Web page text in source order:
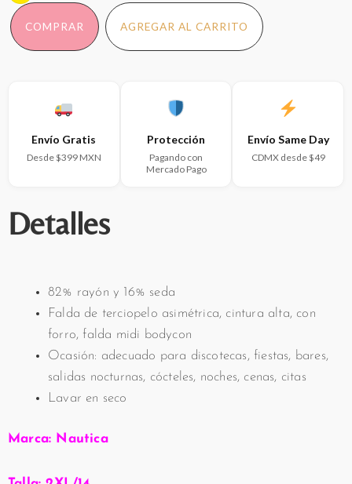
COMPRAR AGREGAR AL CARRITO
Envío Gratis
Desde $399 MXN
Protección
Pagando con
Mercado Pago
Envío Same Day
CDMX desde $49
Detalles
82% rayón y 16% seda
Falda de terciopelo asimétrica, cintura alta, con
forro, falda midi bodycon
Ocasión: adecuado para discotecas, fiestas, bares,
salidas nocturnas, cócteles, noches, cenas, citas
Lavar en seco
Marca: Nautica